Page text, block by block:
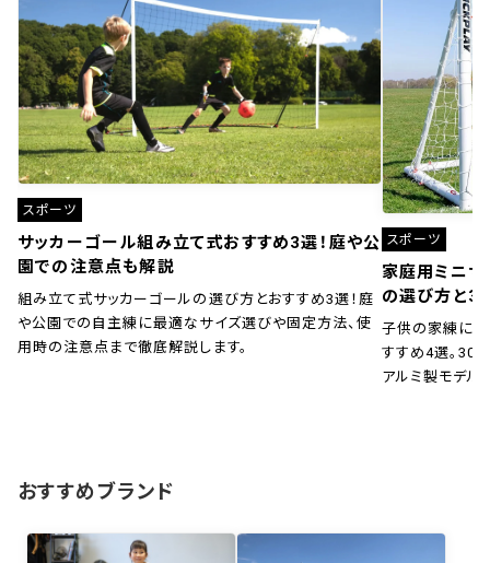
スポーツ
サッカーゴール組み立て式おすすめ3選！庭や公
園での注意点も解説
組み立て式サッカーゴールの選び方とおすすめ3選！庭
や公園での自主練に最適なサイズ選びや固定方法、使
用時の注意点まで徹底解説します。
スポーツ
家庭用ミニサ
の選び方と
子供の家練に！
すすめ4選。30
アルミ製モデル
おすすめブランド